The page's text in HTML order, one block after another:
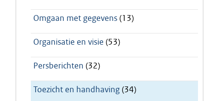
Omgaan met gegevens(13)
Organisatie en visie (53)
Persberichten (32)
Toezicht en handhaving(34)